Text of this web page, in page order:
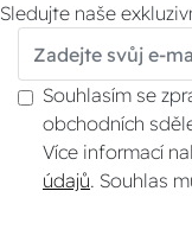
Sledujte naše
Souhlasím se
obchodních
Více informací
údajů . Souhlas